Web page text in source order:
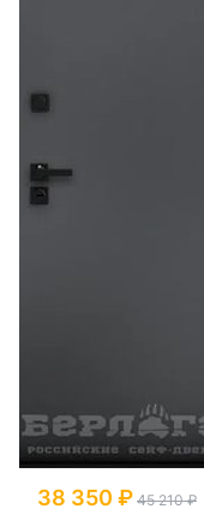
38 350 45 210